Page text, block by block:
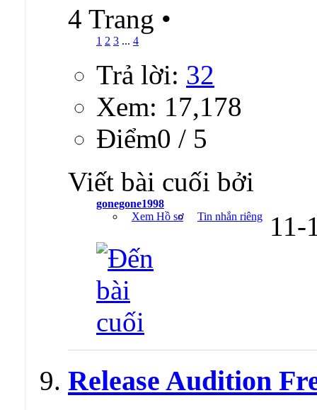
4 Trang •
1 2 3 ... 4
Trả lời: 32
Xem: 17,178
Ðiểm0 / 5
Viết bài cuối bởi
gonegone1998
Xem Hồ sơ
Tin nhắn riêng 11-
Release Audition